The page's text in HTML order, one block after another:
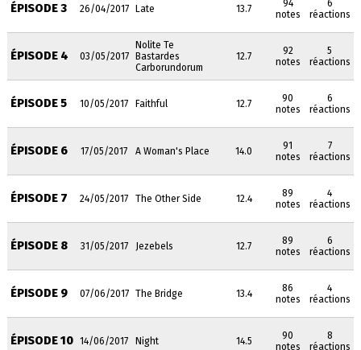
ÉPISODE 3 26/04/2017 Late 13.7
94
notes
6
réactions
ÉPISODE 4 03/05/2017
Nolite Te
Bastardes
Carborundorum
12.7
92
notes
5
réactions
ÉPISODE 5 10/05/2017 Faithful 12.7
90
notes
6
réactions
ÉPISODE 6 17/05/2017 A Woman's Place 14.0
91
notes
7
réactions
ÉPISODE 7 24/05/2017 The Other Side 12.4
89
notes
4
réactions
ÉPISODE 8 31/05/2017 Jezebels 12.7
89
notes
6
réactions
ÉPISODE 9 07/06/2017 The Bridge 13.4
86
notes
4
réactions
ÉPISODE 10 14/06/2017 Night 14.5
90
notes
8
réactions